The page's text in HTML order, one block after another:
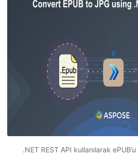
.NET REST API kullanılarak